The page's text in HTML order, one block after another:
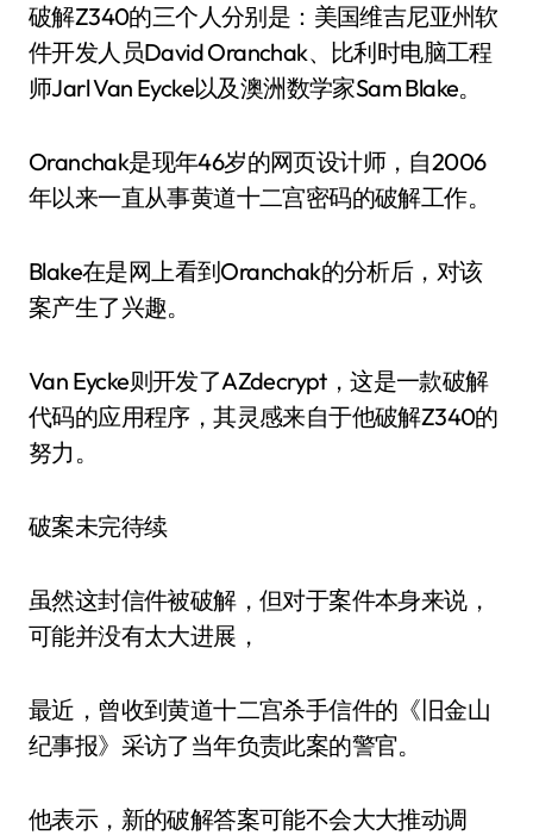
破解Z340的三个人分别是：美国维吉尼亚州软
件开发人员David Oranchak、比利时电脑工程
师Jarl Van Eycke以及澳洲数学家Sam Blake。
Oranchak是现年46岁的网页设计师，自2006
年以来一直从事黄道十二宫密码的破解工作。
Blake在是网上看到Oranchak的分析后，对该
案产生了兴趣。
Van Eycke则开发了AZdecrypt，这是一款破解
代码的应用程序，其灵感来自于他破解Z340的
努力。
破案未完待续
虽然这封信件被破解，但对于案件本身来说，
可能并没有太大进展，
最近，曾收到黄道十二宫杀手信件的《旧金山
纪事报》采访了当年负责此案的警官。
他表示，新的破解答案可能不会大大推动调